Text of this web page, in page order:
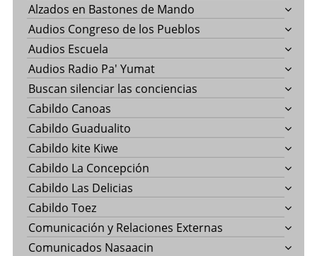
Alzados en Bastones de Mando
Audios Congreso de los Pueblos
Audios Escuela
Audios Radio Pa' Yumat
Buscan silenciar las conciencias
Cabildo Canoas
Cabildo Guadualito
Cabildo kite Kiwe
Cabildo La Concepción
Cabildo Las Delicias
Cabildo Toez
Comunicación y Relaciones Externas
Comunicados Nasaacin